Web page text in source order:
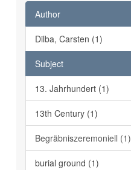
Author
Dilba, Carsten (1)
Subject
13. Jahrhundert (1)
13th Century (1)
Begräbniszeremoniell (1)
burial ground (1)